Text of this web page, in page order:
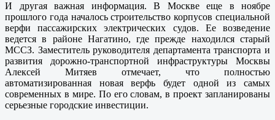
И другая важная информация. В Москве еще в ноябре
прошлого года началось строительство корпусов специальной
верфи пассажирских электрических судов. Ее возведение
ведется в районе Нагатино, где прежде находился старый
МССЗ. Заместитель руководителя департамента транспорта и
развития дорожно-транспортной инфраструктуры Москвы
Алексей Митяев отмечает, что полностью
автоматизированная новая верфь будет одной из самых
современных в мире. По его словам, в проект запланированы
серьезные городские инвестиции.